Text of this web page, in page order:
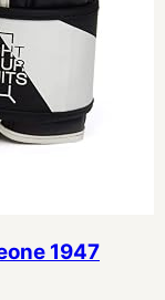
1947